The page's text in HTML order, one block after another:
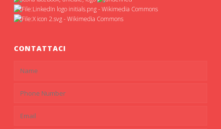
CONTATTACI